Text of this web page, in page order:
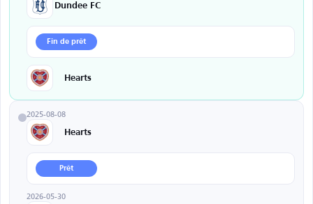
Dundee FC
Fin de prêt
Hearts
2025-08-08
Hearts
Prêt
2026-05-30